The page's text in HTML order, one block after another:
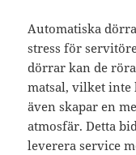
Automatiska
stress för
dörrar kan de
matsal, vilket inte
även skapar en
atmosfär. Detta
leverera service